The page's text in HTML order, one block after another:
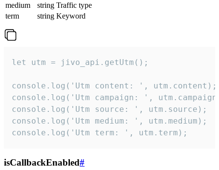
medium
string Traffic type
term
string Keyword
let utm = jivo_api.getUtm();
console.log('Utm content: ', utm.content);
console.log('Utm campaign: ',
console.log('Utm source: ', utm.source);
console.log('Utm medium: ', utm.medium);
console.log('Utm term: ', utm.term);
isCallbackEnabled#